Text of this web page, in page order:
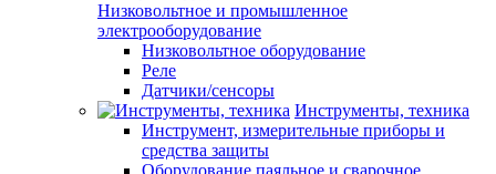
Низковольтное и промышленное
электрооборудование
Низковольтное оборудование
Реле
Датчики/сенсоры
Инструменты, техника
Инструмент, измерительные приборы и
средства защиты
Оборудование паяльное и сварочное